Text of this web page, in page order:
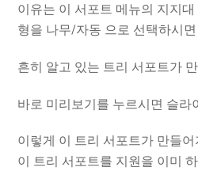
이유는 이 서포트 메뉴의 지지
형을 나무/자동 으로 선택하시
흔히 알고 있는 트리 서포트가
바로 미리보기를 누르시면 슬라
이렇게 이 트리 서포트가 만들
이 트리 서포트를 지원을 이미